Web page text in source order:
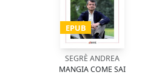
EPUB
SEGRÈ ANDREA
MANGIA COME SAI